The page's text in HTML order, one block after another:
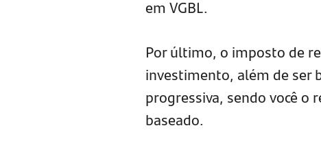
em VGBL.
Por último, o imposto de
investimento, além de ser
progressiva, sendo você o
baseado.